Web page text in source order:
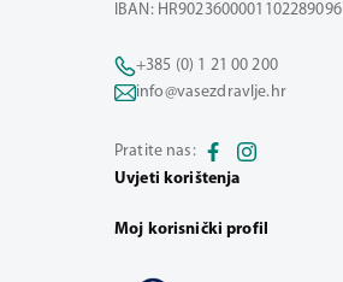
IBAN: HR9023600001102289096
+385 (0) 1 21 00 200
info@vasezdravlje.hr
Pratite nas:
Uvjeti korištenja
Moj korisnički profil